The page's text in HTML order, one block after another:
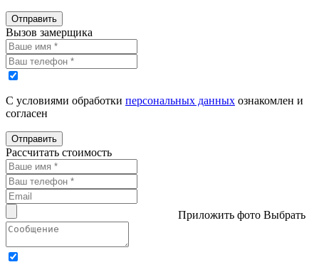
Отправить
Вызов замерщика
С условиями обработки персональных данных ознакомлен и
согласен
Отправить
Рассчитать стоимость
Приложить фото Выбрать